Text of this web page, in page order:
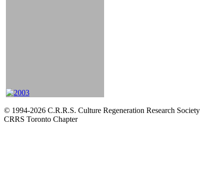
© 1994-2026 C.R.R.S. Culture Regeneration Research Society
CRRS Toronto Chapter